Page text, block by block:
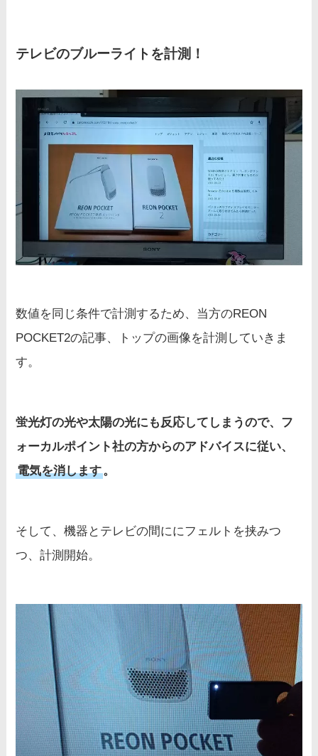
テレビのブルーライトを計測！
数値を同じ条件で計測するため、当方のREON
POCKET2の記事、トップの画像を計測していきま
す。
蛍光灯の光や太陽の光にも反応してしまうので、フ
ォーカルポイント社の方からのアドバイスに従い、
電気を消します。
そして、機器とテレビの間ににフェルトを挟みつ
つ、計測開始。